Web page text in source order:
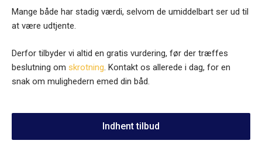
Mange både har stadig værdi, selvom de umiddelbart ser ud til
at være udtjente.
Derfor tilbyder vi altid en gratis vurdering, før der træffes
beslutning om skrotning . Kontakt os allerede i dag, for en
snak om mulighedern emed din båd.
Indhent tilbud